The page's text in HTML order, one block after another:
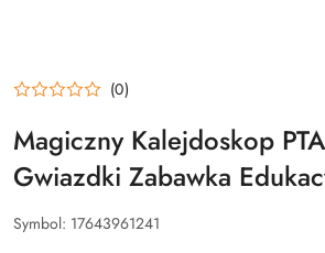
(0)
Magiczny Kalejdoskop
Gwiazdki Zabawka
Symbol: 17643961241